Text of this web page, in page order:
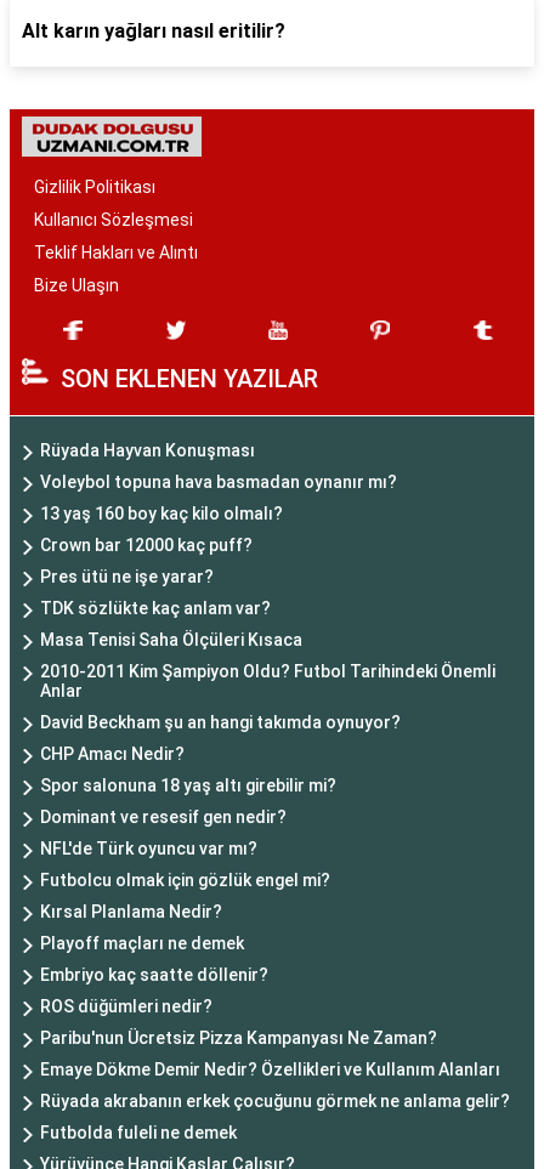
Alt karın yağları nasıl eritilir?
Gizlilik Politikası
Kullanıcı Sözleşmesi
Teklif Hakları ve Alıntı
Bize Ulaşın
SON EKLENEN YAZILAR
Rüyada Hayvan Konuşması
Voleybol topuna hava basmadan oynanır mı?
13 yaş 160 boy kaç kilo olmalı?
Crown bar 12000 kaç puff?
Pres ütü ne işe yarar?
TDK sözlükte kaç anlam var?
Masa Tenisi Saha Ölçüleri Kısaca
2010-2011 Kim Şampiyon Oldu? Futbol Tarihindeki Önemli
Anlar
David Beckham şu an hangi takımda oynuyor?
CHP Amacı Nedir?
Spor salonuna 18 yaş altı girebilir mi?
Dominant ve resesif gen nedir?
NFL'de Türk oyuncu var mı?
Futbolcu olmak için gözlük engel mi?
Kırsal Planlama Nedir?
Playoff maçları ne demek
Embriyo kaç saatte döllenir?
ROS düğümleri nedir?
Paribu'nun Ücretsiz Pizza Kampanyası Ne Zaman?
Emaye Dökme Demir Nedir? Özellikleri ve Kullanım Alanları
Rüyada akrabanın erkek çocuğunu görmek ne anlama gelir?
Futbolda fuleli ne demek
Yürüyünce Hangi Kaslar Çalışır?